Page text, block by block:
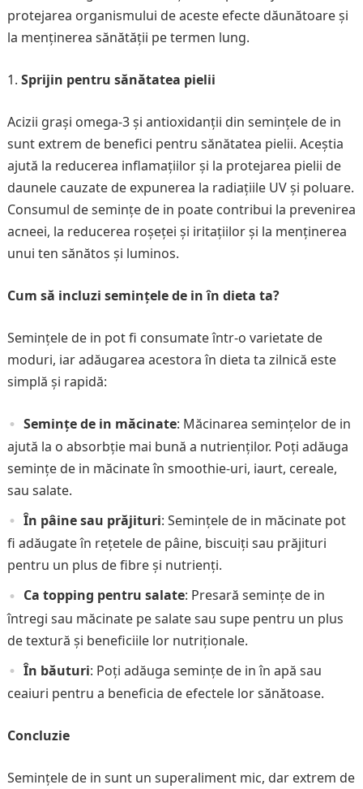
protejarea organismului de aceste efecte dăunătoare și
la menținerea sănătății pe termen lung.
Sprijin pentru sănătatea pielii
Acizii grași omega-3 și antioxidanții din semințele de in
sunt extrem de benefici pentru sănătatea pielii. Aceștia
ajută la reducerea inflamațiilor și la protejarea pielii de
daunele cauzate de expunerea la radiațiile UV și poluare.
Consumul de semințe de in poate contribui la prevenirea
acneei, la reducerea roșeței și iritațiilor și la menținerea
unui ten sănătos și luminos.
Cum să incluzi semințele de in în dieta ta?
Semințele de in pot fi consumate într-o varietate de
moduri, iar adăugarea acestora în dieta ta zilnică este
simplă și rapidă:
Semințe de in măcinate: Măcinarea semințelor de in
ajută la o absorbție mai bună a nutrienților. Poți adăuga
semințe de in măcinate în smoothie-uri, iaurt, cereale,
sau salate.
În pâine sau prăjituri: Semințele de in măcinate pot
fi adăugate în rețetele de pâine, biscuiți sau prăjituri
pentru un plus de fibre și nutrienți.
Ca topping pentru salate: Presară semințe de in
întregi sau măcinate pe salate sau supe pentru un plus
de textură și beneficiile lor nutriționale.
În băuturi: Poți adăuga semințe de in în apă sau
ceaiuri pentru a beneficia de efectele lor sănătoase.
Concluzie
Semințele de in sunt un superaliment mic, dar extrem de